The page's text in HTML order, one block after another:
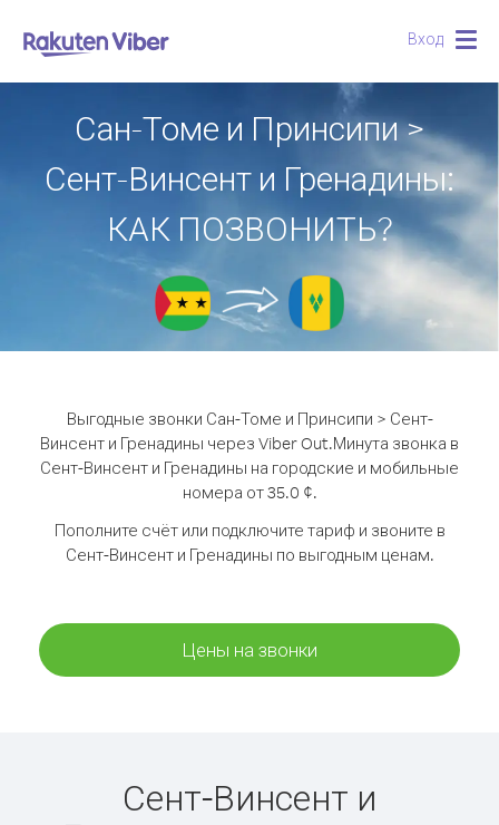
Вход
Сан-Томе и Принсипи >
Сент-Винсент и Гренадины:
КАК ПОЗВОНИТЬ?
Выгодные звонки Сан-Томе и Принсипи > Сент-
Винсент и Гренадины через Viber Out.Минута звонка в
Сент-Винсент и Гренадины на городские и мобильные
номера от 35.0 ¢.
Пополните счёт или подключите тариф и звоните в
Сент-Винсент и Гренадины по выгодным ценам.
Цены на звонки
Сент-Винсент и